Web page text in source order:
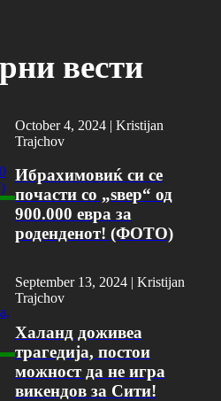
вести
October 4, 2024 |Kristijan
Trajchov
Ибрахимовиќ си се
почасти со „ѕвер“ од
900.000 евра за
роденденот! (ФОТО)
September 13, 2024 | Kristijan
Trajchov
Халанд доживеа
трагедија, постои
можност да не игра
викендов за Сити!